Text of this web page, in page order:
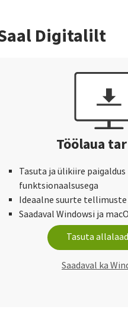
Digitalilt
Töölaua
Tasuta ja ülikiire
funktsionaalsusega
Ideaalne suurte
Saadaval Windowsi ja
Tasuta
Saadaval ka